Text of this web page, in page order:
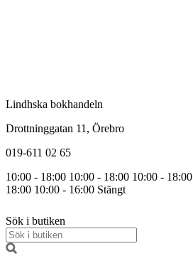
Lindhska bokhandeln
Drottninggatan 11, Örebro
019-611 02 65
10:00 - 18:00 10:00 - 18:00 10:00 - 18:00
18:00 10:00 - 16:00 Stängt
Sök i butiken